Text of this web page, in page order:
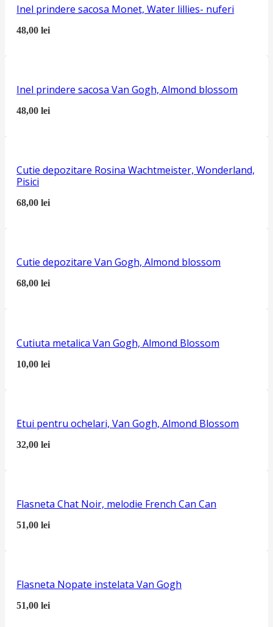
Inel prindere sacosa Monet, Water lillies- nuferi
48,00lei
Inel prindere sacosa Van Gogh, Almond blossom
48,00lei
Cutie depozitare Rosina Wachtmeister, Wonderland,
Pisici
68,00lei
Cutie depozitare Van Gogh, Almond blossom
68,00lei
Cutiuta metalica Van Gogh, Almond Blossom
10,00lei
Etui pentru ochelari, Van Gogh, Almond Blossom
32,00lei
Flasneta Chat Noir, melodie French Can Can
51,00lei
Flasneta Nopate instelata Van Gogh
51,00lei